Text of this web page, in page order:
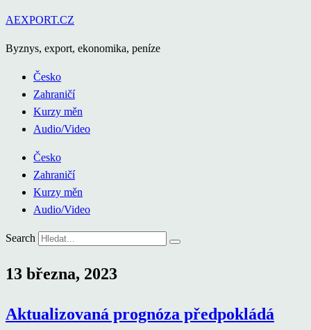
Přejít
obsahu
AEXPORT.CZ
Byznys, export, ekonomika, peníze
Česko
Zahraničí
Kurzy měn
Audio/Video
Česko
Zahraničí
Kurzy měn
Audio/Video
Search
13 března, 2023
Aktualizovaná prognóza předpokládá